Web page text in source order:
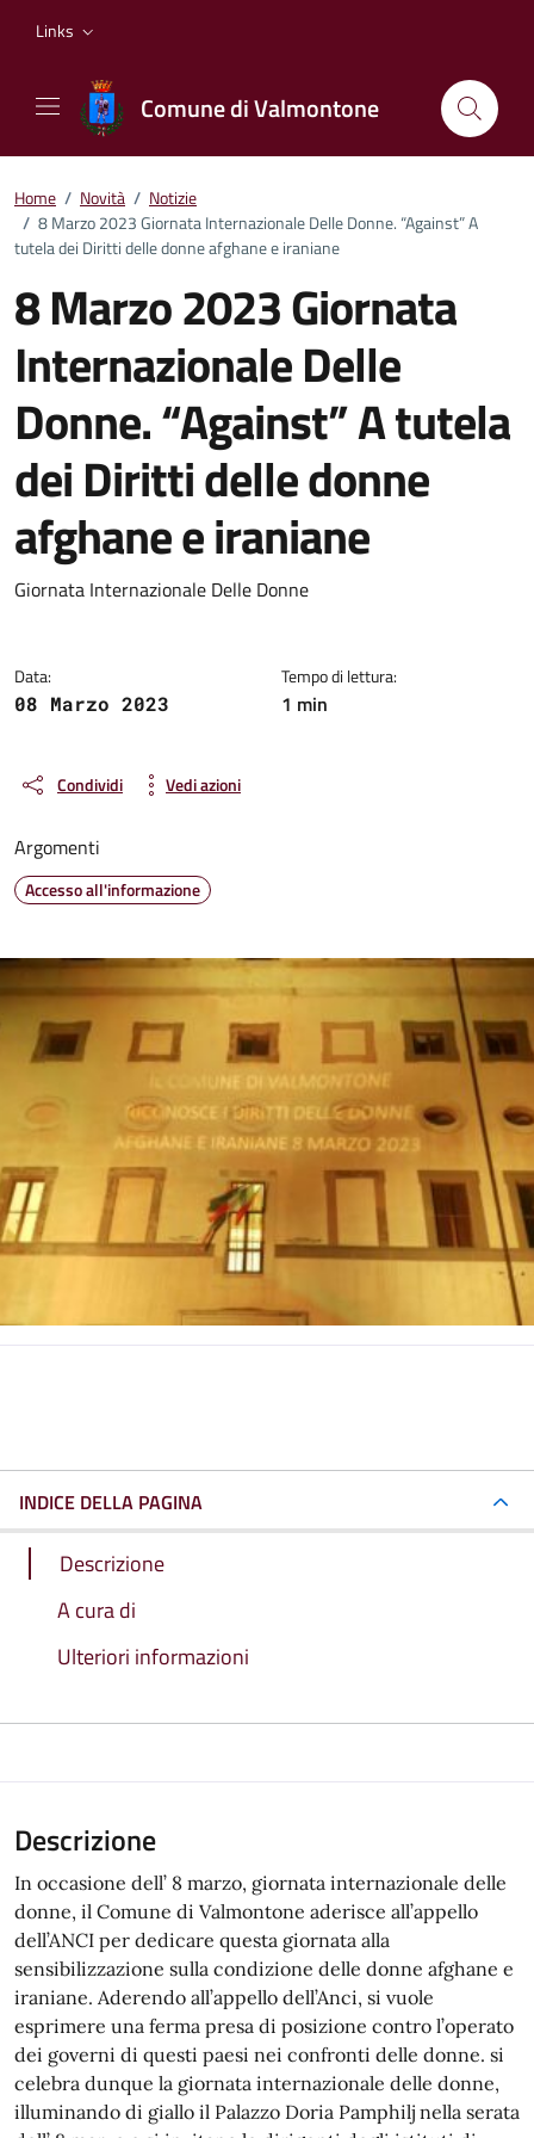
Links
Comune di Valmontone
Home / Novità / Notizie
/ 8 Marzo 2023 Giornata Internazionale Delle Donne. “Against” A
tutela dei Diritti delle donne afghane e iraniane
8 Marzo 2023 Giornata
Internazionale Delle
Donne. “Against” A tutela
dei Diritti delle donne
afghane e iraniane
Dettagli della notizia
Giornata Internazionale Delle Donne
Data:
08 Marzo 2023
Tempo di lettura:
1 min
Condividi Vedi azioni
Argomenti
Accesso all'informazione
INDICE DELLA PAGINA
Descrizione
A cura di
Ulteriori informazioni
Descrizione
In occasione dell’ 8 marzo, giornata internazionale delle
donne, il Comune di Valmontone aderisce all’appello
dell’ANCI per dedicare questa giornata alla
sensibilizzazione sulla condizione delle donne afghane e
iraniane. Aderendo all’appello dell’Anci, si vuole
esprimere una ferma presa di posizione contro l’operato
dei governi di questi paesi nei confronti delle donne. si
celebra dunque la giornata internazionale delle donne,
illuminando di giallo il Palazzo Doria Pamphilj nella serata